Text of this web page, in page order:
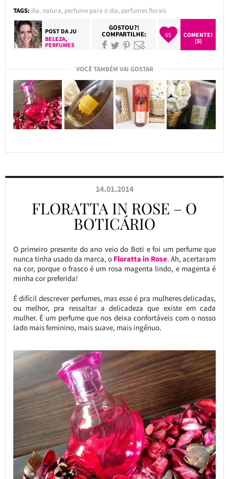
TAGS: ilía, natura, perfume para o dia, perfumes florais
POST DAJU
BELEZA,
PERFUMES
GOSTOU?!
COMPARTILHE: 65
COMENTE!
(5)
VOCÊ TAMBÉM VAI GOSTAR
14.01.2014
FLORATTA IN ROSE – O
BOTICÁRIO
O primeiro presente do ano veio do Boti e foi um perfume que
nunca tinha usado da marca, o Floratta in Rose. Ah, acertaram
na cor, porque o frasco é um rosa magenta lindo, e magenta é
minha cor preferida!
É difícil descrever perfumes, mas esse é pra mulheres delicadas,
ou melhor, pra ressaltar a delicadeza que existe em cada
mulher. É um perfume que nos deixa confortáveis com o nosso
lado mais feminino, mais suave, mais ingênuo.